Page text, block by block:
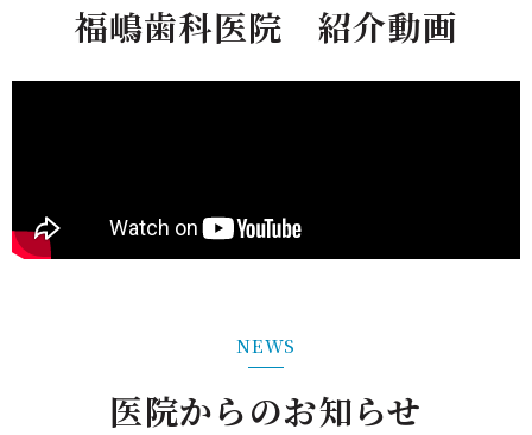
福嶋歯科医院 紹介動画
NEWS
医院からのお知らせ